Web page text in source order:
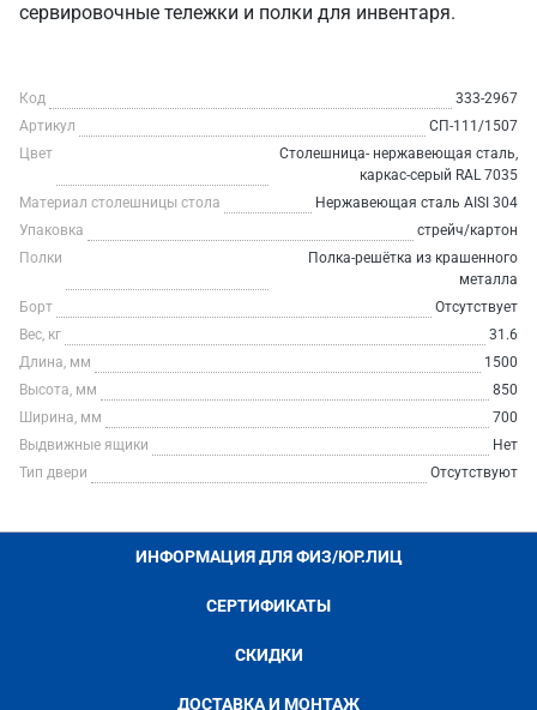
сервировочные тележки и полки для инвентаря.
Код
333-2967
Артикул
СП-111/1507
Цвет
Столешница- нержавеющая сталь,
каркас-серый RAL 7035
Материал столешницы стола
Нержавеющая сталь AISI 304
Упаковка
стрейч/картон
Полки
Полка-решётка из крашенного
металла
Борт
Отсутствует
Вес, кг
31.6
Длина, мм
1500
Высота, мм
850
Ширина, мм
700
Выдвижные ящики
Нет
Тип двери
Отсутствуют
ИНФОРМАЦИЯ ДЛЯ ФИЗ/ЮР.ЛИЦ
СЕРТИФИКАТЫ
СКИДКИ
ДОСТАВКА И МОНТАЖ